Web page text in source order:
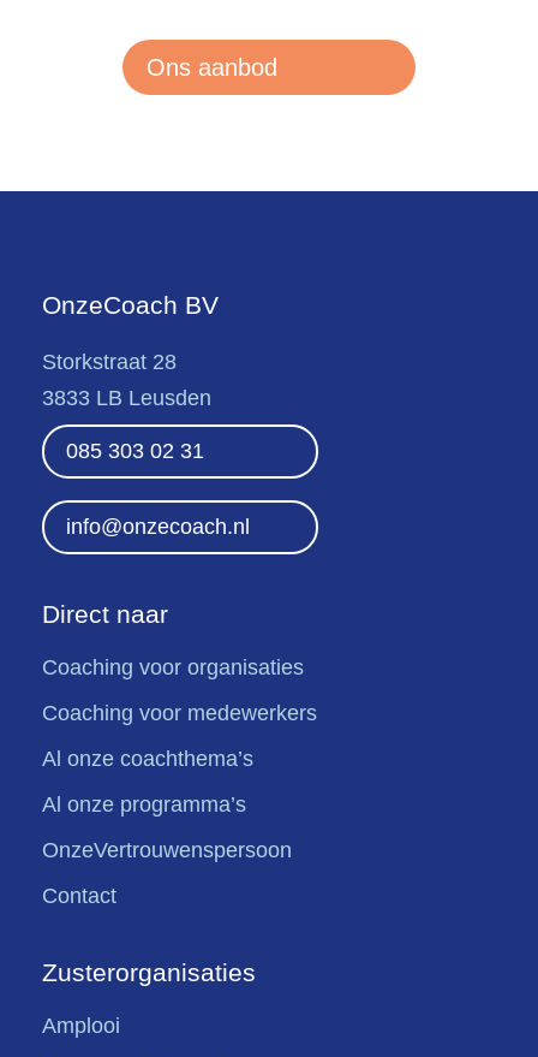
Ons aanbod
OnzeCoach BV
Storkstraat 28
3833 LB Leusden
085 303 02 31
info@onzecoach.nl
Direct naar
Coaching voor organisaties
Coaching voor medewerkers
Al onze coachthema’s
Al onze programma’s
OnzeVertrouwenspersoon
Contact
Zusterorganisaties
Amplooi